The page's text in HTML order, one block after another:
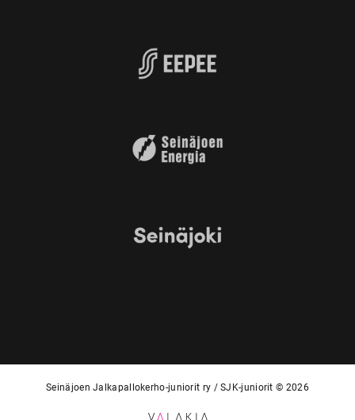
Seinäjoen Jalkapallokerho-juniorit ry / SJK-juniorit © 2026